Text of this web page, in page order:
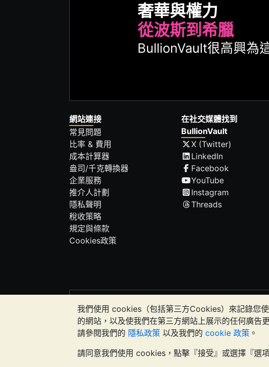
我們使用 cookies（包括第三方Cookies）來記錄您
的網站，以及使我們在第三方網站上展示的任何廣告
請參閱我們的 隱私政策 以及我們的 cookie 政策 。
請同意我們使用 cookies，點擊『接受』或選擇『選
奢華與權力
從波斯到希臘
BullionVault很高興為
網站連接
常見問題
比率 & 費用
成本計算器
盎司/千克轉換器
企業服務
推介人計劃
隱私聲明
稅收策略
規定與條款
Cookies政策
在社交媒體找到
BullionVault
X (Twitter)
LinkedIn
Facebook
YouTube
Instagram
Threads
應該考慮尋求專業建議，以確定投資並持有金條是否適